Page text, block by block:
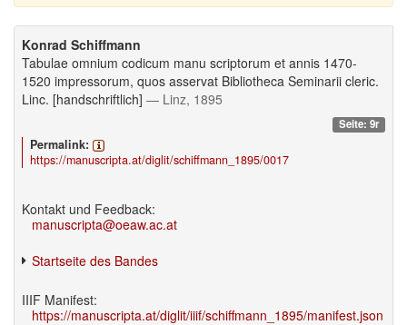
Konrad Schiffmann
Tabulae omnium codicum manu scriptorum et annis 1470-
1520 impressorum, quos asservat Bibliotheca Seminarii cleric.
Linc. [handschriftlich] — Linz, 1895
Seite: 9r
Permalink:
https://manuscripta.at/diglit/schiffmann_1895/0017
Kontakt und Feedback:
manuscripta@oeaw.ac.at
Startseite des Bandes
IIIF Manifest:
https://manuscripta.at/diglit/iiif/schiffmann_1895/manifest.json